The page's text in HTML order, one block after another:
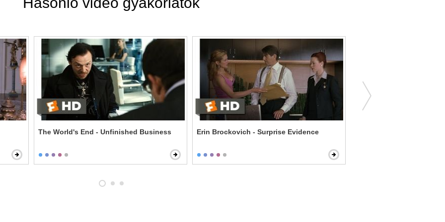
The World's End - Unfinished Business Erin Brockovich - Surprise Evidence